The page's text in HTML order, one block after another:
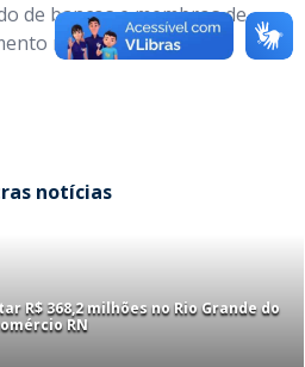
de bancos e membros de
multilaterais.
notícias
R$ 368,2 milhões no Rio Grande do
RN